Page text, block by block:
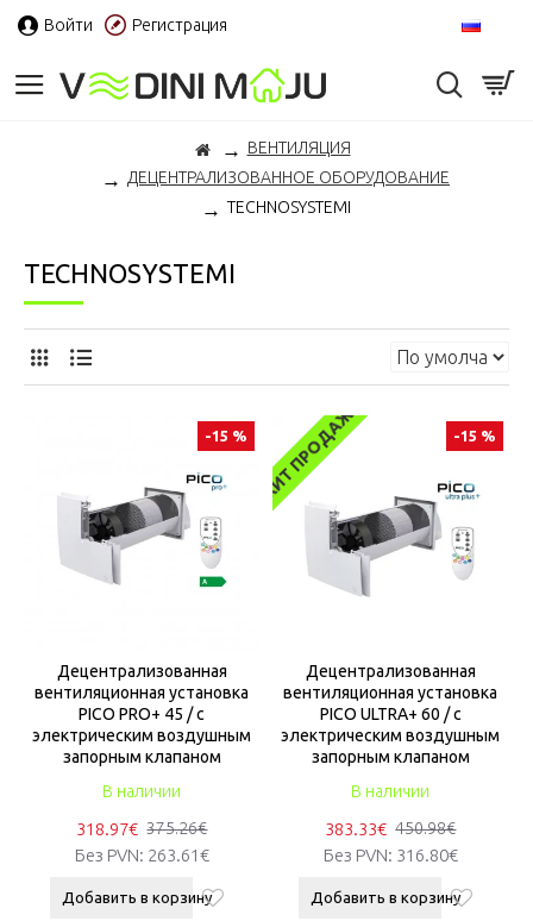
Войти Регистрация
ВЕНТИЛЯЦИЯ
ДЕЦЕНТРАЛИЗОВАННОЕ ОБОРУДОВАНИЕ
TECHNOSYSTEMI
TECHNOSYSTEMI
-15 %
В наличии
Децентрализованная
вентиляционная установка
PICO PRO+ 45 / с
электрическим воздушным
запорным клапаном
318.97€ 375.26€
Без PVN: 263.61€
Добавить в корзину
ХИТ ПРОДАЖ -15 %
В наличии
Децентрализованная
вентиляционная установка
PICO ULTRA+ 60 / с
электрическим воздушным
запорным клапаном
383.33€ 450.98€
Без PVN: 316.80€
Добавить в корзину